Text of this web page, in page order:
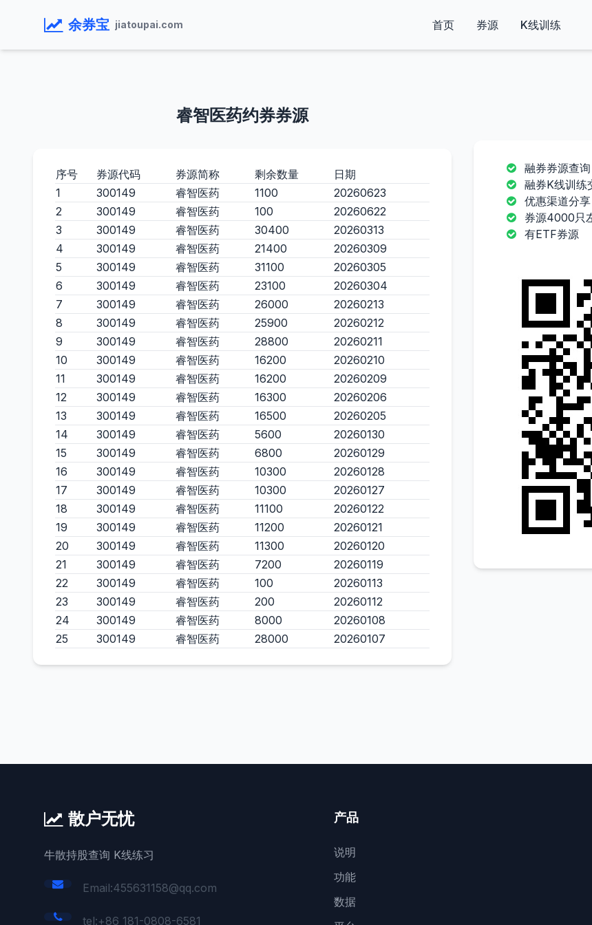
余券宝 jiatoupai.com 首页 券源 K线训练
睿智医药约券券源
序号 券源代码 券源简称 剩余数量
日期
1
300149 睿智医药 1100
20260623
2
300149 睿智医药 100
20260622
3
300149 睿智医药 30400
20260313
4
300149 睿智医药 21400
20260309
5
300149 睿智医药 31100
20260305
6
300149 睿智医药 23100
20260304
7
300149 睿智医药 26000
20260213
8
300149 睿智医药 25900
20260212
9
300149 睿智医药 28800
20260211
10
300149 睿智医药 16200
20260210
11
300149 睿智医药 16200
20260209
12
300149 睿智医药 16300
20260206
13
300149 睿智医药 16500
20260205
14
300149 睿智医药 5600
20260130
15
300149 睿智医药 6800
20260129
16
300149 睿智医药 10300
20260128
17
300149 睿智医药 10300
20260127
18
300149 睿智医药 11100
20260122
19
300149 睿智医药 11200
20260121
20
300149 睿智医药 11300
20260120
21
300149 睿智医药 7200
20260119
22
300149 睿智医药 100
20260113
23
300149 睿智医药 200
20260112
24
300149 睿智医药 8000
20260108
25
300149 睿智医药 28000 20260107
融券券源查询
融券K线训练
优惠渠道分享
券源4000只
有ETF券源
散户无忧
牛散持股查询 K线练习
Email:455631158@qq.com
tel:+86 181-0808-6581
产品
说明
功能
数据